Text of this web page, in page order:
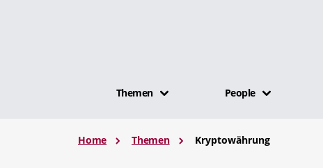
Themen People
Home Themen Kryptowährung